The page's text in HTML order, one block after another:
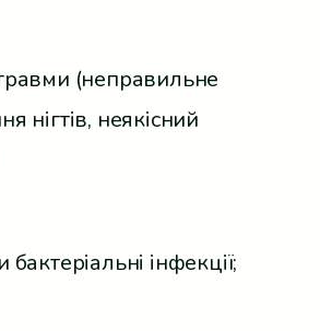
(неправильне
нігтів, неякісний
бактеріальні інфекції;